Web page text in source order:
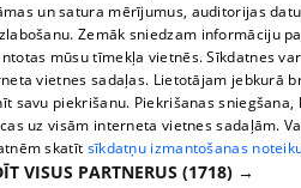
un satura mērījumus, auditorijas
Zemāk sniedzam informāciju
mūsu tīmekļa vietnēs. Sīkdatnes
vietnes sadaļas. Lietotājam jebkurā
savu piekrišanu. Piekrišanas
uz visām interneta vietnes sadaļām.
skatīt sīkdatņu izmantošanas
VISUS PARTNERUS (1718) →